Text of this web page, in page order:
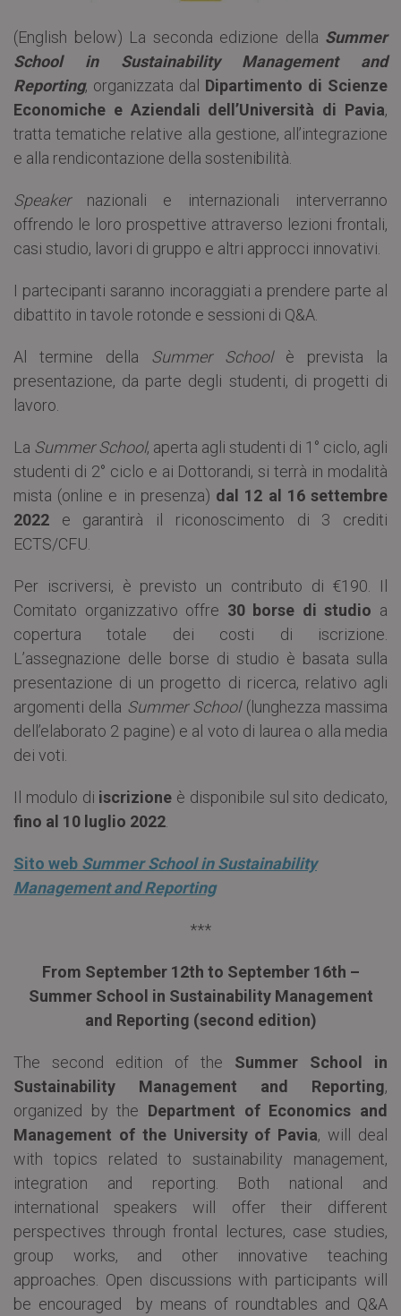
(English below) La seconda edizione della Summer
School in Sustainability Management and
Reporting, organizzata dal Dipartimento di Scienze
Economiche e Aziendali dell’Università di Pavia,
tratta tematiche relative alla gestione, all’integrazione
e alla rendicontazione della sostenibilità.
Speakernazionali e internazionali interverranno
offrendo le loro prospettive attraverso lezioni frontali,
casi studio, lavori di gruppo e altri approcci innovativi.
I partecipanti saranno incoraggiati a prendere parte al
dibattito in tavole rotonde e sessioni di Q&A.
Al termine della Summer Schoolè prevista la
presentazione, da parte degli studenti, di progetti di
lavoro.
La Summer School, aperta agli studenti di 1° ciclo, agli
studenti di 2° ciclo e ai Dottorandi, si terrà in modalità
mista (online e in presenza) dal 12 al 16 settembre
2022 e garantirà il riconoscimento di 3 crediti
ECTS/CFU.
Per iscriversi, è previsto un contributo di €190. Il
Comitato organizzativo offre 30 borse di studio a
copertura totale dei costi di iscrizione.
L’assegnazione delle borse di studio è basata sulla
presentazione di un progetto di ricerca, relativo agli
argomenti della Summer School(lunghezza massima
dell’elaborato 2 pagine) e al voto di laurea o alla media
dei voti.
Il modulo di iscrizione è disponibile sul sito dedicato,
fino al 10 luglio 2022
Sito web Summer School in Sustainability
Management and Reporting
***
From September 12th to September 16th –
Summer School in Sustainability Management
and Reporting (second edition)
The second edition of the Summer School
in
Sustainability Management and Reporting,
organized by the Department of Economics and
Management of the University of Pavia, will deal
with topics related to sustainability management,
integration and reporting. Both national and
international speakers will offer their different
perspectives through frontal lectures, case studies,
group works, and other innovative teaching
approaches. Open discussions with participants will
be encouraged by means of roundtables and Q&A